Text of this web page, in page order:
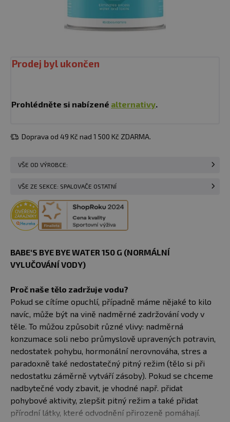
Prodej byl ukončen
Prohlédněte si nabízené alternativy.
Doprava od 49 Kč nad 1 500 Kč ZDARMA.
VŠE OD VÝROBCE:
VŠE ZE SEKCE: SPALOVAČE OSTATNÍ
BABE'S BYE BYE WATER 150 G (NORMÁLNÍ
VYLUČOVÁNÍ VODY)
Proč naše tělo zadržuje vodu?
Pokud se cítíme opuchlí, případně máme nějaké to kilo
navíc, může být na vině nadměrné zadržování vody v
těle. To můžou způsobit různé vlivy: nadměrná
konzumace soli nebo průmyslově upravených potravin,
nedostatek pohybu, hormonální nerovnováha, stres a
paradoxně také nedostatečný pitný režim (tělo si při
nedostatku záměrně vytváří zásoby). Pokud se chceme
nadbytečné vody zbavit, je vhodné např. přidat
pohybové aktivity, zlepšit pitný režim a také přidat
přírodní látky, které odvodnění přirozeně pomáhají.